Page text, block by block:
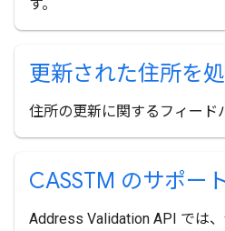
す。
更新された住所を
住所の更新に関するフィード
CASSTM のサポート
Address Validation API では